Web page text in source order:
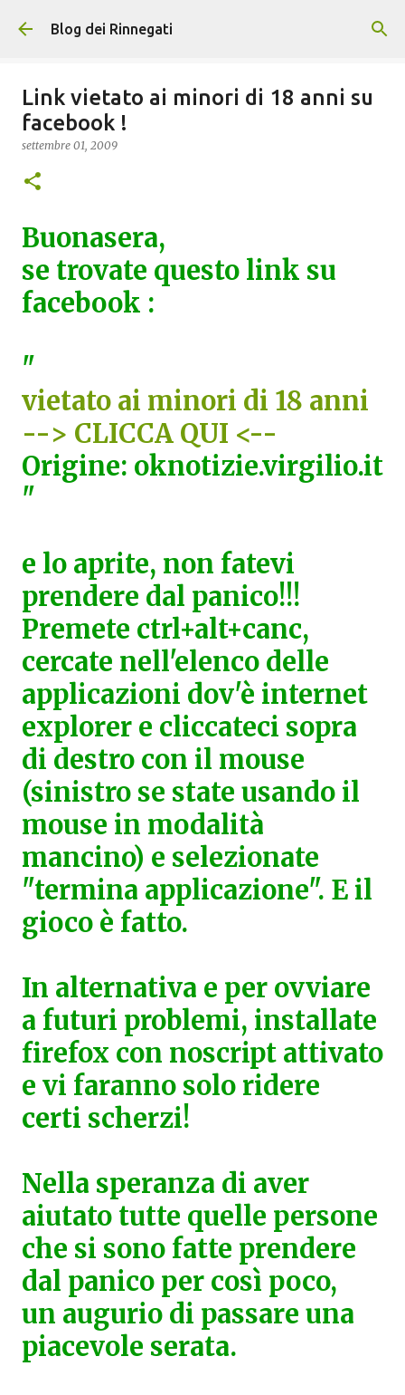
Passa ai contenuti principali
Blog dei Rinnegati
Link vietato ai minori di 18 anni su
facebook !
settembre 01, 2009
Buonasera,
se trovate questo link su
facebook :
"
vietato ai minori di 18 anni
--> CLICCA QUI <--
Origine: oknotizie.virgilio.it
"
e lo aprite, non fatevi
prendere dal panico!!!
Premete ctrl+alt+canc,
cercate nell'elenco delle
applicazioni dov'è internet
explorer e cliccateci sopra
di destro con il mouse
(sinistro se state usando il
mouse in modalità
mancino) e selezionate
"termina applicazione". E il
gioco è fatto.
In alternativa e per ovviare
a futuri problemi, installate
firefox con noscript attivato
e vi faranno solo ridere
certi scherzi!
Nella speranza di aver
aiutato tutte quelle persone
che si sono fatte prendere
dal panico per così poco,
un augurio di passare una
piacevole serata.